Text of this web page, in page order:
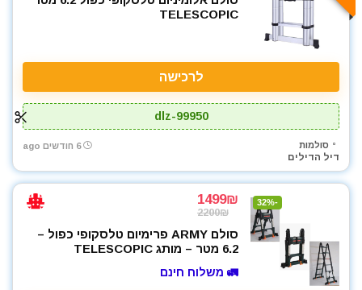
TELESCOPIC
לרכישה
dlz-99950
סולמות
דיל הדילים
6 חודשים ago
-32%
1499₪
2200₪
סולם ARMY פרימיום טלסקופי כפול –
6.2 מטר – מותג TELESCOPIC
🚛 משלוח חינם